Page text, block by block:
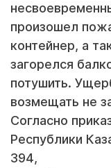
произошел
контейнер, а
загорелся
потушить.
возмещать не
Согласно
Республики
394,